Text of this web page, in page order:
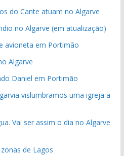
do Cante atuam no Algarve
no Algarve (em atualização)
avioneta em Portimão
Algarve
Daniel em Portimão
vislumbramos uma igreja a
Vai ser assim o dia no Algarve
de Lagos